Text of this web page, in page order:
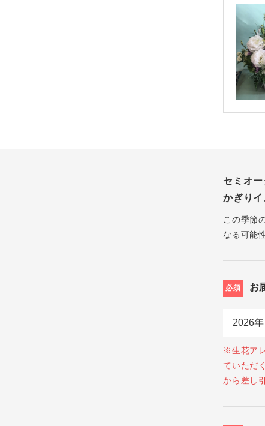
セミオ
かぎりイ
この季節
なる可能
必須 お
※生花ア
ていただ
から差し